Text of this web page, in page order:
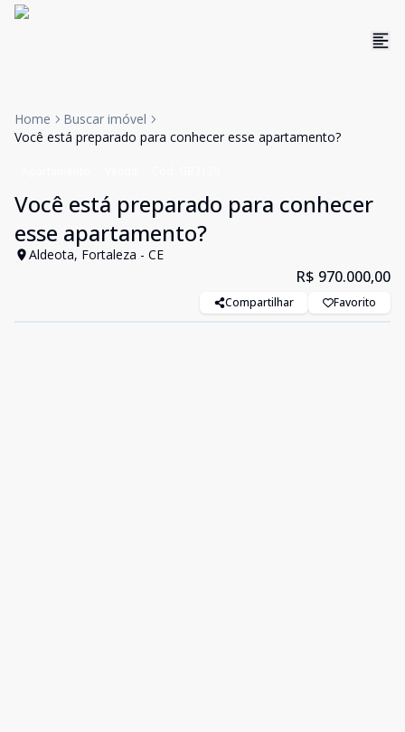
Home
Buscar imóvel
Você está preparado para conhecer esse apartamento?
Você está preparado para conhecer
esse apartamento?
Aldeota, Fortaleza - CE
R$ 970.000,00
Compartilhar Favorito